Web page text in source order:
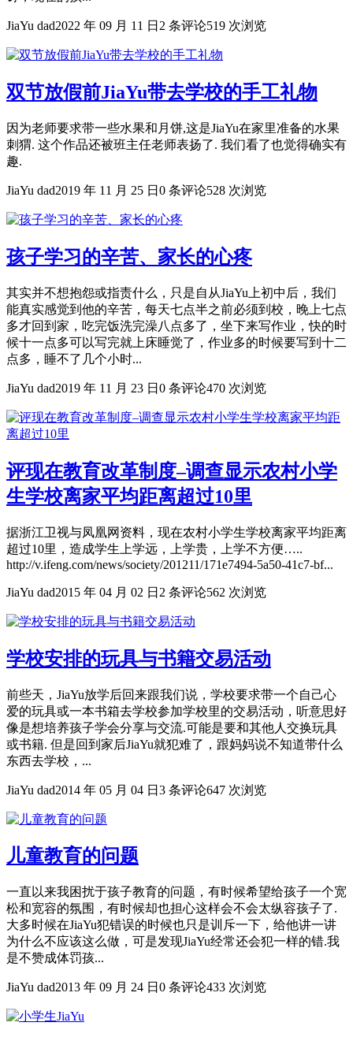
JiaYu dad2022 年 09 月 11 日 2 条评论519 次浏览
双节放假前JiaYu带去学校的手工礼物
因为老师要求带一些水果和月饼,这是JiaYu在家里准备的水果
刺猬. 这个作品还被班主任老师表扬了. 我们看了也觉得确实有
趣.
JiaYu dad2019 年 11 月 25 日 0 条评论528 次浏览
孩子学习的辛苦、家长的心疼
其实并不想抱怨或指责什么，只是自从JiaYu上初中后，我们
能真实感觉到他的辛苦，每天七点半之前必须到校，晚上七点
多才回到家，吃完饭洗完澡八点多了，坐下来写作业，快的时
候十一点多可以写完就上床睡觉了，作业多的时候要写到十二
点多，睡不了几个小时...
JiaYu dad2019 年 11 月 23 日 0 条评论470 次浏览
评现在教育改革制度–调查显示农村小学
生学校离家平均距离超过10里
据浙江卫视与凤凰网资料，现在农村小学生学校离家平均距离
超过10里，造成学生上学远，上学贵，上学不方便…..
http://v.ifeng.com/news/society/201211/171e7494-5a50-41c7-bf...
JiaYu dad2015 年 04 月 02 日 2 条评论562 次浏览
学校安排的玩具与书籍交易活动
前些天，JiaYu放学后回来跟我们说，学校要求带一个自己心
爱的玩具或一本书箱去学校参加学校里的交易活动，听意思好
像是想培养孩子学会分享与交流.可能是要和其他人交换玩具
或书籍. 但是回到家后JiaYu就犯难了，跟妈妈说不知道带什么
东西去学校，...
JiaYu dad2014 年 05 月 04 日 3 条评论647 次浏览
儿童教育的问题
一直以来我困扰于孩子教育的问题，有时候希望给孩子一个宽
松和宽容的氛围，有时候却也担心这样会不会太纵容孩子了.
大多时候在JiaYu犯错误的时候也只是训斥一下，给他讲一讲
为什么不应该这么做，可是发现JiaYu经常还会犯一样的错.我
是不赞成体罚孩...
JiaYu dad2013 年 09 月 24 日 0 条评论433 次浏览